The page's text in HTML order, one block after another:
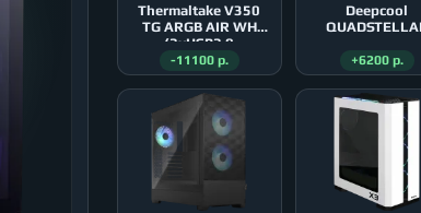
Thermaltake V350
TG ARGB AIR WH
(2xUSB2.0
1xUSB3.0)
-11100 р.
Deepcool
+6200 р.